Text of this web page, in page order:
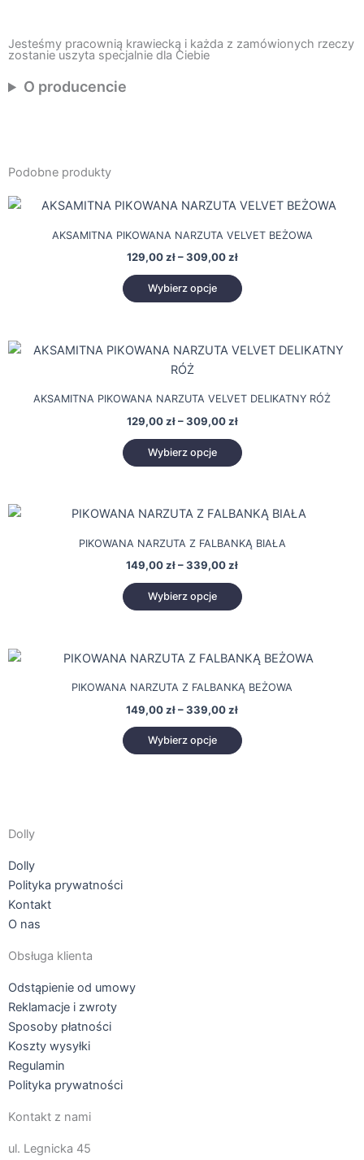
Jesteśmy pracownią krawiecką i każda z zamówionych rzeczy
zostanie uszyta specjalnie dla Ciebie
O producencie
Podobne produkty
AKSAMITNA PIKOWANA NARZUTA VELVET BEŻOWA
129,00zł – 309,00zł
Zakres
od
129,00 zł
do
Wybierz opcje
Ten
wariantów.
produktu
AKSAMITNA PIKOWANA NARZUTA VELVET DELIKATNY RÓŻ
129,00zł – 309,00zł
Zakres
do
309,00 zł
Wybierz opcje
Ten
Opcje
na
stronie
produktu
PIKOWANA NARZUTA Z FALBANKĄ BIAŁA
149,00zł–339,00zł
Zakres
od
149,00 zł
do
Wybierz opcje
Ten
ma
wariantów.
wybrać
stronie
PIKOWANA NARZUTA Z FALBANKĄ BEŻOWA
149,00zł–339,00zł
Zakres
cen:
od
149,00 zł
do
Wybierz opcje
Ten
ma
wariantów.
Dolly
Dolly
Polityka prywatności
Kontakt
O nas
Obsługa klienta
Odstąpienie od umowy
Reklamacje i zwroty
Sposoby płatności
Koszty wysyłki
Regulamin
Polityka prywatności
Kontakt z nami
ul. Legnicka 45